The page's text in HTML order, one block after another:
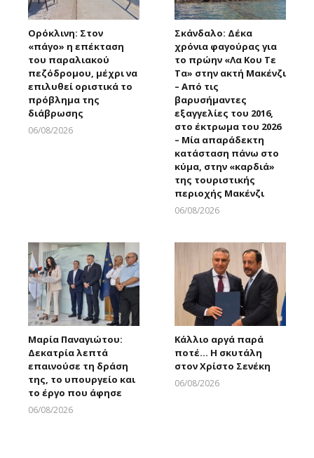
Ορόκλινη: Στον
«πάγο» η επέκταση
του παραλιακού
πεζόδρομου, μέχρι να
επιλυθεί οριστικά το
πρόβλημα της
διάβρωσης
06/08/2026
Σκάνδαλο: Δέκα
χρόνια φαγούρας για
το πρώην «Λα Κου Τε
Τα» στην ακτή Μακένζι
– Από τις
βαρυσήμαντες
εξαγγελίες του 2016,
στο έκτρωμα του 2026
– Μία απαράδεκτη
κατάσταση πάνω στο
κύμα, στην «καρδιά»
της τουριστικής
περιοχής Μακένζι
06/08/2026
Μαρία Παναγιώτου:
Δεκατρία λεπτά
επαινούσε τη δράση
της, το υπουργείο και
το έργο που άφησε
06/08/2026
Κάλλιο αργά παρά
ποτέ… Η σκυτάλη
στον Χρίστο Σενέκη
06/08/2026